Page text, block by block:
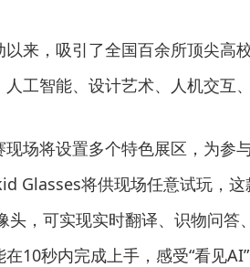
来，吸引了全国百余所顶尖高
工智能、设计艺术、人机交互
场将设置多个特色展区，为参
Glasses将供现场任意试玩，这
头，可实现实时翻译、识物问答
10秒内完成上手，感受“看见AI”